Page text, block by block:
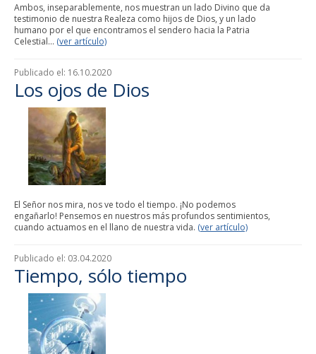
Ambos, inseparablemente, nos muestran un lado Divino que da
testimonio de nuestra Realeza como hijos de Dios, y un lado
humano por el que encontramos el sendero hacia la Patria
Celestial... (ver artículo)
Publicado el: 16.10.2020
Los ojos de Dios
El Señor nos mira, nos ve todo el tiempo. ¡No podemos
engañarlo! Pensemos en nuestros más profundos sentimientos,
cuando actuamos en el llano de nuestra vida. (ver artículo)
Publicado el: 03.04.2020
Tiempo, sólo tiempo